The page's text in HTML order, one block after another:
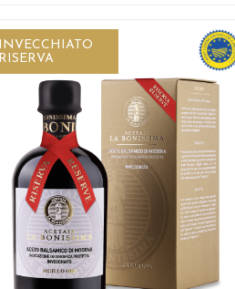
INVECCHIATO
RISERVA